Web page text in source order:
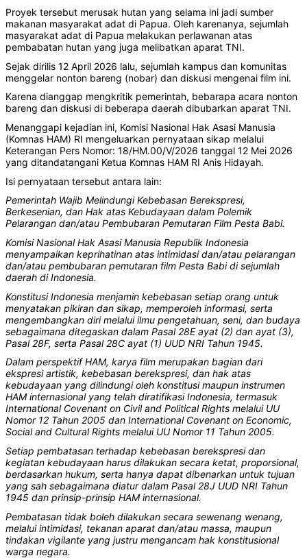
Proyek tersebut merusak hutan yang selama ini jadi sumber
makanan masyarakat adat di Papua. Oleh karenanya, sejumlah
masyarakat adat di Papua melakukan perlawanan atas
pembabatan hutan yang juga melibatkan aparat TNI.
Sejak dirilis 12 April 2026 lalu, sejumlah kampus dan komunitas
menggelar nonton bareng (nobar) dan diskusi mengenai film ini.
Karena dianggap mengkritik pemerintah, bebarapa acara nonton
bareng dan diskusi di beberapa daerah dibubarkan aparat TNI.
Menanggapi kejadian ini, Komisi Nasional Hak Asasi Manusia
(Komnas HAM) RI mengeluarkan pernyataan sikap melalui
Keterangan Pers Nomor: 18/HM.00/V/2026 tanggal 12 Mei 2026
yang ditandatangani Ketua Komnas HAM RI Anis Hidayah.
Isi pernyataan tersebut antara lain:
Pemerintah Wajib Melindungi Kebebasan Berekspresi,
Berkesenian, dan Hak atas Kebudayaan dalam Polemik
Pelarangan dan/atau Pembubaran Pemutaran Film Pesta Babi.
Komisi Nasional Hak Asasi Manusia Republik Indonesia
menyampaikan keprihatinan atas intimidasi dan/atau pelarangan
dan/atau pembubaran pemutaran film Pesta Babi di sejumlah
daerah di Indonesia.
Konstitusi Indonesia menjamin kebebasan setiap orang untuk
menyatakan pikiran dan sikap, memperoleh informasi, serta
mengembangkan diri melalui ilmu pengetahuan, seni, dan budaya
sebagaimana ditegaskan dalam Pasal 28E ayat (2) dan ayat (3),
Pasal 28F, serta Pasal 28C ayat (1) UUD NRI Tahun 1945.
Dalam perspektif HAM, karya film merupakan bagian dari
ekspresi artistik, kebebasan berekspresi, dan hak atas
kebudayaan yang dilindungi oleh konstitusi maupun instrumen
HAM internasional yang telah diratifikasi Indonesia, termasuk
International Covenant on Civil and Political Rights melalui UU
Nomor 12 Tahun 2005 dan International Covenant on Economic,
Social and Cultural Rights melalui UU Nomor 11 Tahun 2005.
Setiap pembatasan terhadap kebebasan berekspresi dan
kegiatan kebudayaan harus dilakukan secara ketat, proporsional,
berdasarkan hukum, serta hanya dapat dibenarkan untuk tujuan
yang sah sebagaimana diatur dalam Pasal 28J UUD NRI Tahun
1945 dan prinsip-prinsip HAM internasional.
Pembatasan tidak boleh dilakukan secara sewenang wenang,
melalui intimidasi, tekanan aparat dan/atau massa, maupun
tindakan vigilante yang justru mengancam hak konstitusional
warga negara.